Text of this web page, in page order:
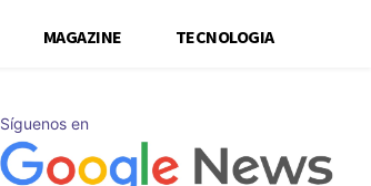
MAGAZINE TECNOLOGIA
Síguenos en